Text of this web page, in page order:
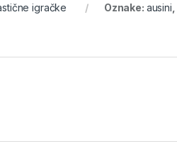
igračke Oznake: ausini